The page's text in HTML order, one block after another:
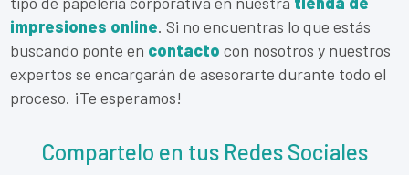
impresiones online. Si no encuentras lo que estás
buscando ponte en contacto con nosotros y nuestros
expertos se encargarán de asesorarte durante todo el
proceso. ¡Te esperamos!
Compartelo en tus Redes Sociales